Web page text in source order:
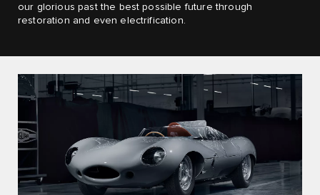
our glorious past the best possible future through
restoration and even electrification.